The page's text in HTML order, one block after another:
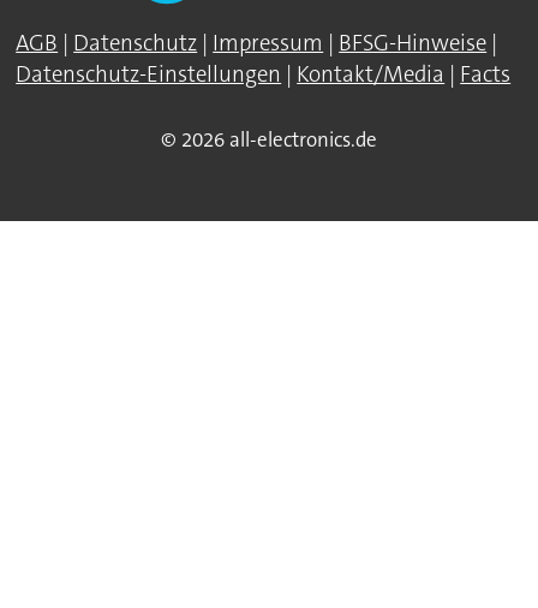
AGB | Datenschutz | Impressum | BFSG-Hinweise |
Datenschutz-Einstellungen | Kontakt/Media | Facts
© 2026 all-electronics.de